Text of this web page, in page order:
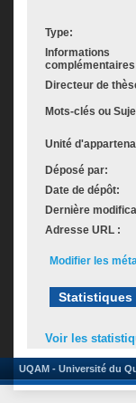
Type:
Informations
Directeur de
Mots-clés ou
Unité
Déposé par:
Date de dépôt:
Dernière
Adresse URL :
Modifier les
Statistiques
Voir les
UQAM - Université du